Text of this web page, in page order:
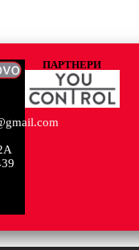
ПАРТНЕРИ